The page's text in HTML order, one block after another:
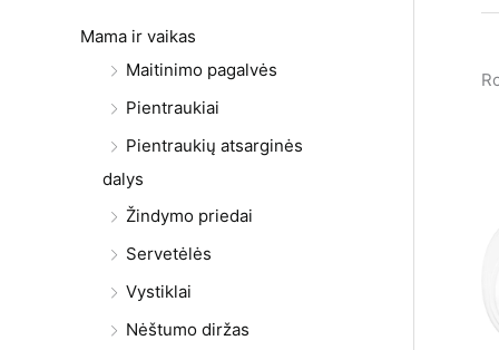
Mama ir vaikas
Maitinimo pagalvės
Pientraukiai
Pientraukių atsarginės
dalys
Žindymo priedai
Servetėlės
Vystiklai
Nėštumo diržas